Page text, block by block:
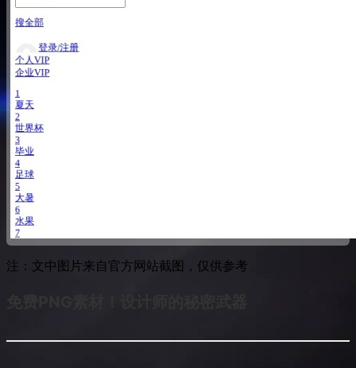
注：文中图片来自官方网站截图，仅供参考